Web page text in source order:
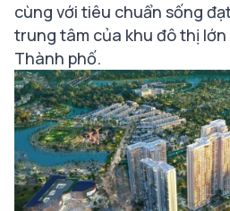
cùng với tiêu chuẩn sống
trung tâm của khu đô thị
Thành phố.